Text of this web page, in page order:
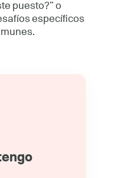
puesto?” o
específicos